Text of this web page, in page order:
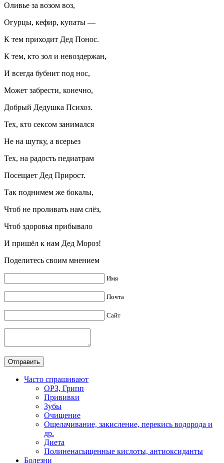
Оливье за возом воз,
Огурцы, кефир, купаты —
К тем приходит Дед Понос.
К тем, кто зол и невоздержан,
И всегда бубнит под нос,
Может забрести, конечно,
Добрый Дедушка Психоз.
Тех, кто сексом занимался
Не на шутку, а всерьез
Тех, на радость педиатрам
Посещает Дед Прирост.
Так поднимем же бокалы,
Чтоб не проливать нам слёз,
Чтоб здоровья прибывало
И пришёл к нам Дед Мороз!
Поделитесь своим мнением
Имя
Почта
Сайт
Часто спрашивают
ОРЗ, Грипп
Прививки
Зубы
Очищение
Ощелачивание, закисление, перекись водорода и
др.
Диета
Полиненасыщенные кислоты, антиоксиданты
Болезни